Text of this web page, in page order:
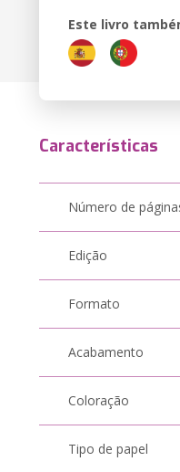
Este livro
Características
Número de
Edição
Formato
Acabamento
Coloração
Tipo de papel